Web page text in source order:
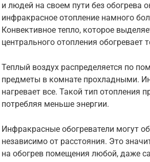
и людей на своем пути без обогрева
инфракрасное отопление намного
Конвективное тепло, которое
центрального отопления обогревает
Теплый воздух распределяется по
предметы в комнате прохладными.
нагревает все. Такой тип отопления
потребляя меньше энергии.
Инфракрасные обогреватели могут
независимо от расстояния. Это
на обогрев помещения любой, даже